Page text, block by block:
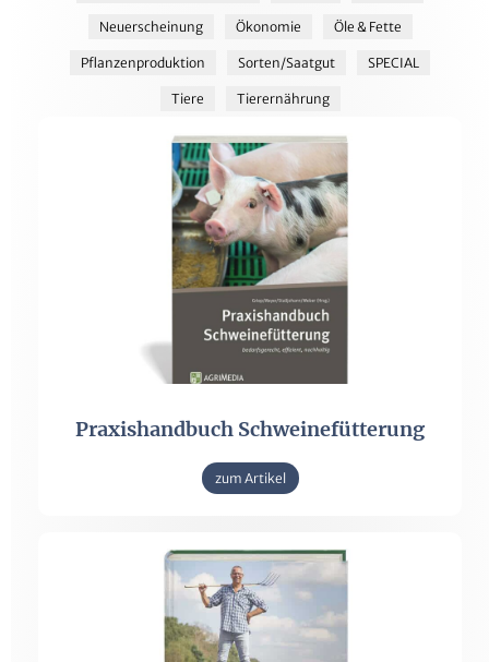
Neuerscheinung Ökonomie Öle & Fette
Pflanzenproduktion Sorten/Saatgut SPECIAL
Tiere Tierernährung
Praxishandbuch Schweinefütterung
zum Artikel